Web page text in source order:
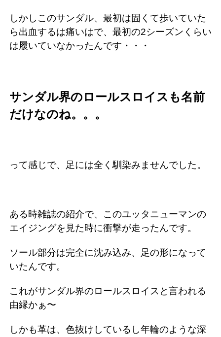
しかしこのサンダル、最初は固くて歩いていた
ら出血するは痛いはで、最初の2シーズンくらい
は履いていなかったんです・・・
サンダル界のロールスロイスも名前
だけなのね。。。
って感じで、足には全く馴染みませんでした。
ある時雑誌の紹介で、このユッタニューマンの
エイジングを見た時に衝撃が走ったんです。
ソール部分は完全に沈み込み、足の形になって
いたんです。
これがサンダル界のロールスロイスと言われる
由縁かぁ〜
しかも革は、色抜けしているし年輪のような深